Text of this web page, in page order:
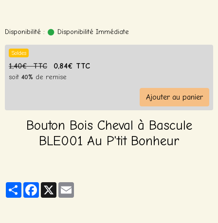
Disponibilité : Disponibilité Immédiate
Soldes
1,40€ TTC 0,84€ TTC
soit 40% de remise
Ajouter au panier
Bouton Bois Cheval à Bascule
BLE001 Au P'tit Bonheur
PartagerFacebook
X